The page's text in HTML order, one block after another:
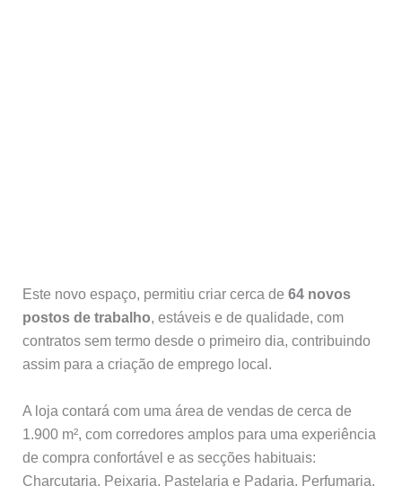
Este novo espaço, permitiu criar cerca de 64 novos
postos de trabalho, estáveis e de qualidade, com
contratos sem termo desde o primeiro dia, contribuindo
assim para a criação de emprego local.
A loja contará com uma área de vendas de cerca de
1.900 m², com corredores amplos para uma experiência
de compra confortável e as secções habituais:
Charcutaria, Peixaria, Pastelaria e Padaria, Perfumaria,